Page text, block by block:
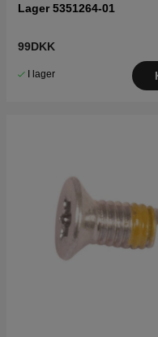
Lager 5351264-01
99DKK
I lager